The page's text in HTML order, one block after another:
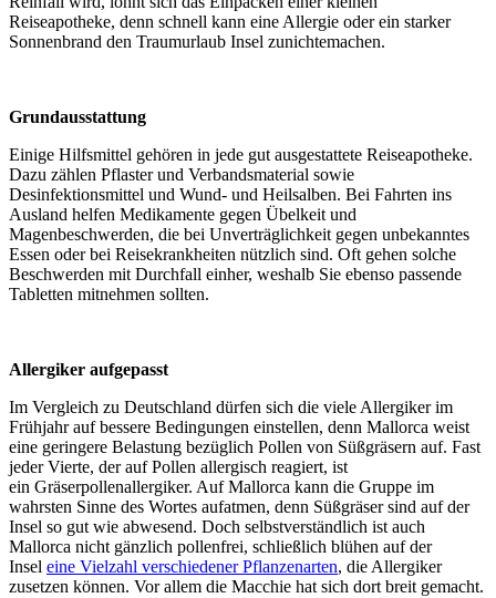
Reiseapotheke, denn schnell kann eine Allergie oder ein starker
Sonnenbrand den Traumurlaub Insel zunichtemachen.
Grundausstattung
Einige Hilfsmittel gehören in jede gut ausgestattete Reiseapotheke.
Dazu zählen Pflaster und Verbandsmaterial sowie
Desinfektionsmittel und Wund- und Heilsalben. Bei Fahrten ins
Ausland helfen Medikamente gegen Übelkeit und
Magenbeschwerden, die bei Unverträglichkeit gegen unbekanntes
Essen oder bei Reisekrankheiten nützlich sind. Oft gehen solche
Beschwerden mit Durchfall einher, weshalb Sie ebenso passende
Tabletten mitnehmen sollten.
Allergiker aufgepasst
Im Vergleich zu Deutschland dürfen sich die viele Allergiker im
Frühjahr auf bessere Bedingungen einstellen, denn Mallorca weist
eine geringere Belastung bezüglich Pollen von Süßgräsern auf. Fast
jeder Vierte, der auf Pollen allergisch reagiert, ist
ein Gräserpollenallergiker. Auf Mallorca kann die Gruppe im
wahrsten Sinne des Wortes aufatmen, denn Süßgräser sind auf der
Insel so gut wie abwesend. Doch selbstverständlich ist auch
Mallorca nicht gänzlich pollenfrei, schließlich blühen auf der
Insel eine Vielzahl verschiedener Pflanzenarten, die Allergiker
zusetzen können. Vor allem die Macchie hat sich dort breit gemacht.